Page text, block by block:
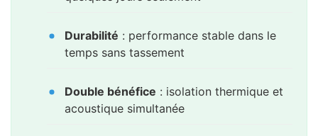
Durabilité : performance stable dans le
temps sans tassement
Double bénéfice : isolation thermique et
acoustique simultanée